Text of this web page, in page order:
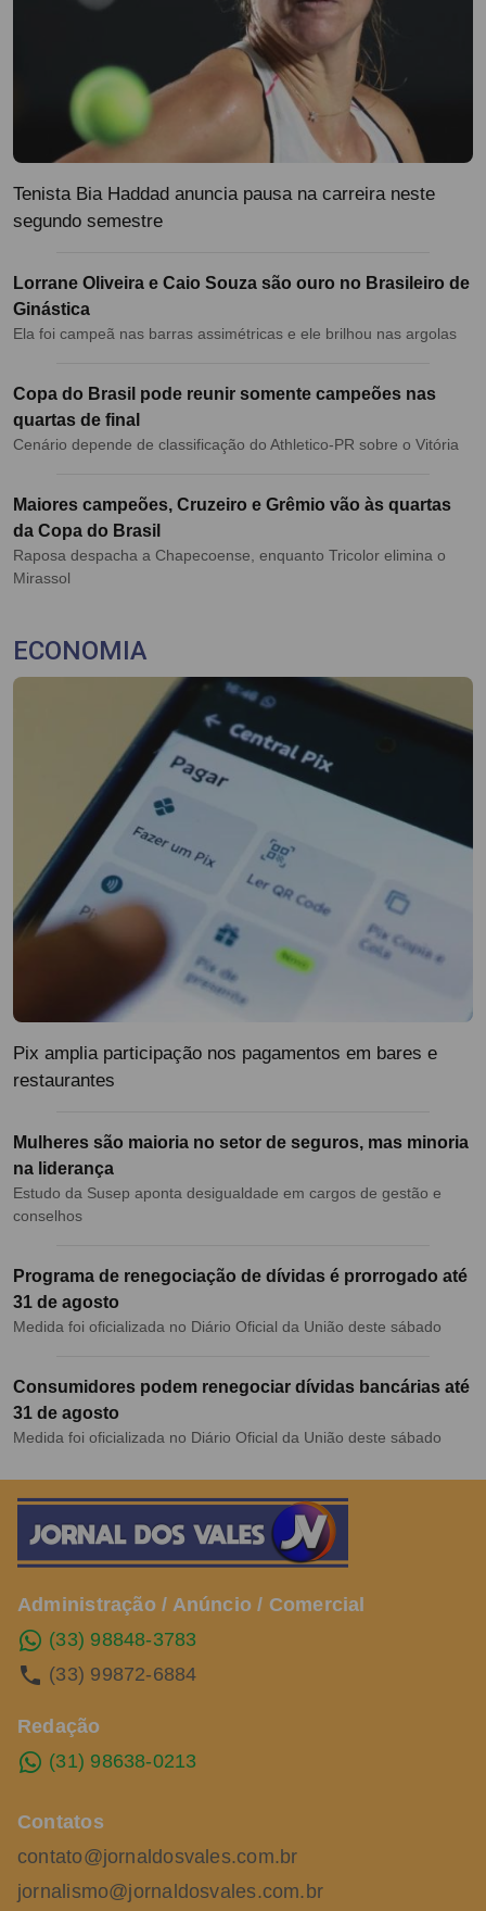
Tenista Bia Haddad anuncia pausa na carreira neste
segundo semestre
Lorrane Oliveira e Caio Souza são ouro no Brasileiro de
Ginástica
Ela foi campeã nas barras assimétricas e ele brilhou nas argolas
Copa do Brasil pode reunir somente campeões nas
quartas de final
Cenário depende de classificação do Athletico-PR sobre o Vitória
Maiores campeões, Cruzeiro e Grêmio vão às quartas
da Copa do Brasil
Raposa despacha a Chapecoense, enquanto Tricolor elimina o
Mirassol
ECONOMIA
Pix amplia participação nos pagamentos em bares e
restaurantes
Mulheres são maioria no setor de seguros, mas minoria
na liderança
Estudo da Susep aponta desigualdade em cargos de gestão e
conselhos
Programa de renegociação de dívidas é prorrogado até
31 de agosto
Medida foi oficializada no Diário Oficial da União deste sábado
Consumidores podem renegociar dívidas bancárias até
31 de agosto
Medida foi oficializada no Diário Oficial da União deste sábado
Administração / Anúncio / Comercial
(33) 98848-3783
(33) 99872-6884
Redação
(31) 98638-0213
Contatos
contato@jornaldosvales.com.br
jornalismo@jornaldosvales.com.br